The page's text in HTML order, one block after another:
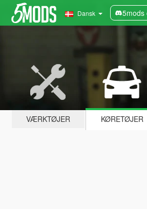
Dansk 5mods
VÆRKTØJER KØRETØJER